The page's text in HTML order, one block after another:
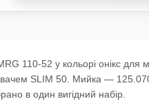
110-52 у кольорі онікс для
SLIM 50. Мийка —
в один вигідний набір.